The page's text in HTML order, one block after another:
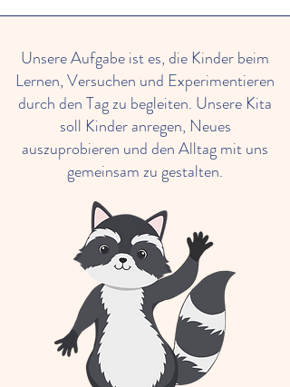
Unsere Aufgabe ist es, die Kinder beim
Lernen, Versuchen und Experimentieren
durch den Tag zu begleiten. Unsere Kita
soll Kinder anregen, Neues
auszuprobieren und den Alltag mit uns
gemeinsam zu gestalten.